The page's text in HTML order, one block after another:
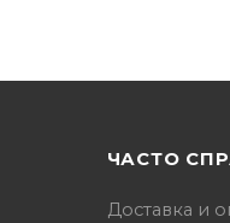
ЧАСТО
Доставка и